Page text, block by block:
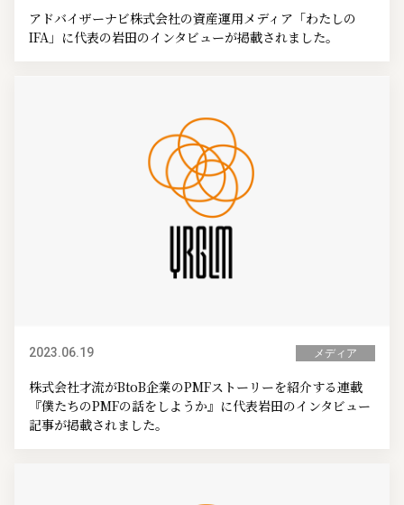
アドバイザーナビ株式会社の資産運用メディア「わたしの
IFA」に代表の岩田のインタビューが掲載されました。
2023.06.19 メディア
株式会社才流がBtoB企業のPMFストーリーを紹介する連載
『僕たちのPMFの話をしようか』に代表岩田のインタビュー
記事が掲載されました。